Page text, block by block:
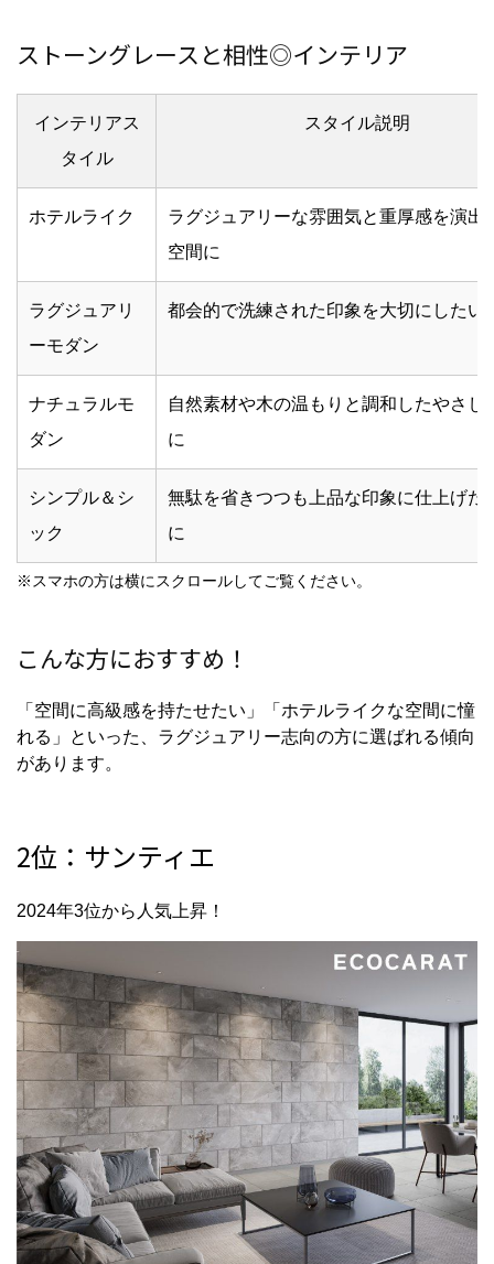
ストーングレースと相性◎インテリア
インテリアス
タイル
スタイル説明
ホテルライク
ラグジュアリーな雰囲気と重厚感を演出
空間に
ラグジュアリ
ーモダン
都会的で洗練された印象を大切にしたい
ナチュラルモ
ダン
自然素材や木の温もりと調和したやさし
に
シンプル＆シ
ック
無駄を省きつつも上品な印象に仕上げた
に
※スマホの方は横にスクロールしてご覧ください。
こんな方におすすめ！
「空間に高級感を持たせたい」「ホテルライクな空間に憧
れる」といった、ラグジュアリー志向の方に選ばれる傾向
があります。
2位：サンティエ
2024年3位から人気上昇！